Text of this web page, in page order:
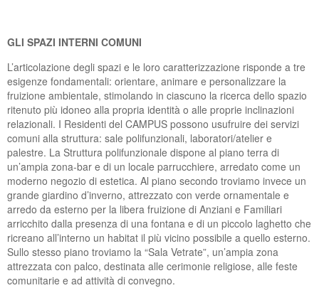
GLI SPAZI INTERNI COMUNI
L’articolazione degli spazi e le loro caratterizzazione risponde a tre
esigenze fondamentali: orientare, animare e personalizzare la
fruizione ambientale, stimolando in ciascuno la ricerca dello spazio
ritenuto più idoneo alla propria identità o alle proprie inclinazioni
relazionali. I Residenti del CAMPUS possono usufruire dei servizi
comuni alla struttura: sale polifunzionali, laboratori/atelier e
palestre. La Struttura polifunzionale dispone al piano terra di
un’ampia zona-bar e di un locale parrucchiere, arredato come un
moderno negozio di estetica. Al piano secondo troviamo invece un
grande giardino d’inverno, attrezzato con verde ornamentale e
arredo da esterno per la libera fruizione di Anziani e Familiari
arricchito dalla presenza di una fontana e di un piccolo laghetto che
ricreano all’interno un habitat il più vicino possibile a quello esterno.
Sullo stesso piano troviamo la “Sala Vetrate”, un’ampia zona
attrezzata con palco, destinata alle cerimonie religiose, alle feste
comunitarie e ad attività di convegno.